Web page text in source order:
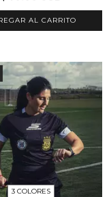
3 COLORES